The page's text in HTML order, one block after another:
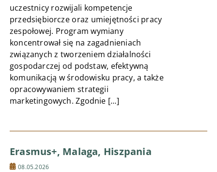
uczestnicy rozwijali kompetencje
przedsiębiorcze oraz umiejętności pracy
zespołowej. Program wymiany
koncentrował się na zagadnieniach
związanych z tworzeniem działalności
gospodarczej od podstaw, efektywną
komunikacją w środowisku pracy, a także
opracowywaniem strategii
marketingowych. Zgodnie […]
Erasmus+, Malaga, Hiszpania
08.05.2026